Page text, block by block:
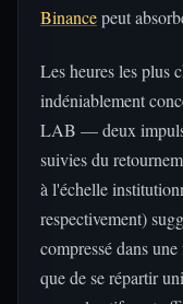
Binancepeut
Les heures les plus
indéniablement
LAB — deux
suivies du
à l'échelle
respectivement)
compressé dans
que de se répartir